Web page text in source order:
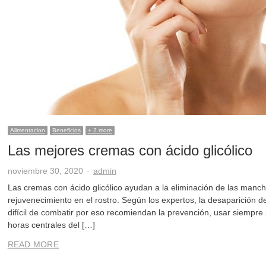
Alimentacion Beneficios + 2 more
Las mejores cremas con ácido glicólico
noviembre 30, 2020 Author
admin
Las cremas con ácido glicólico ayudan a la eliminación de las
rejuvenecimiento en el rostro. Según los expertos, la desaparición
difícil de combatir por eso recomiendan la prevención, usar
horas centrales del […]
READ MORE